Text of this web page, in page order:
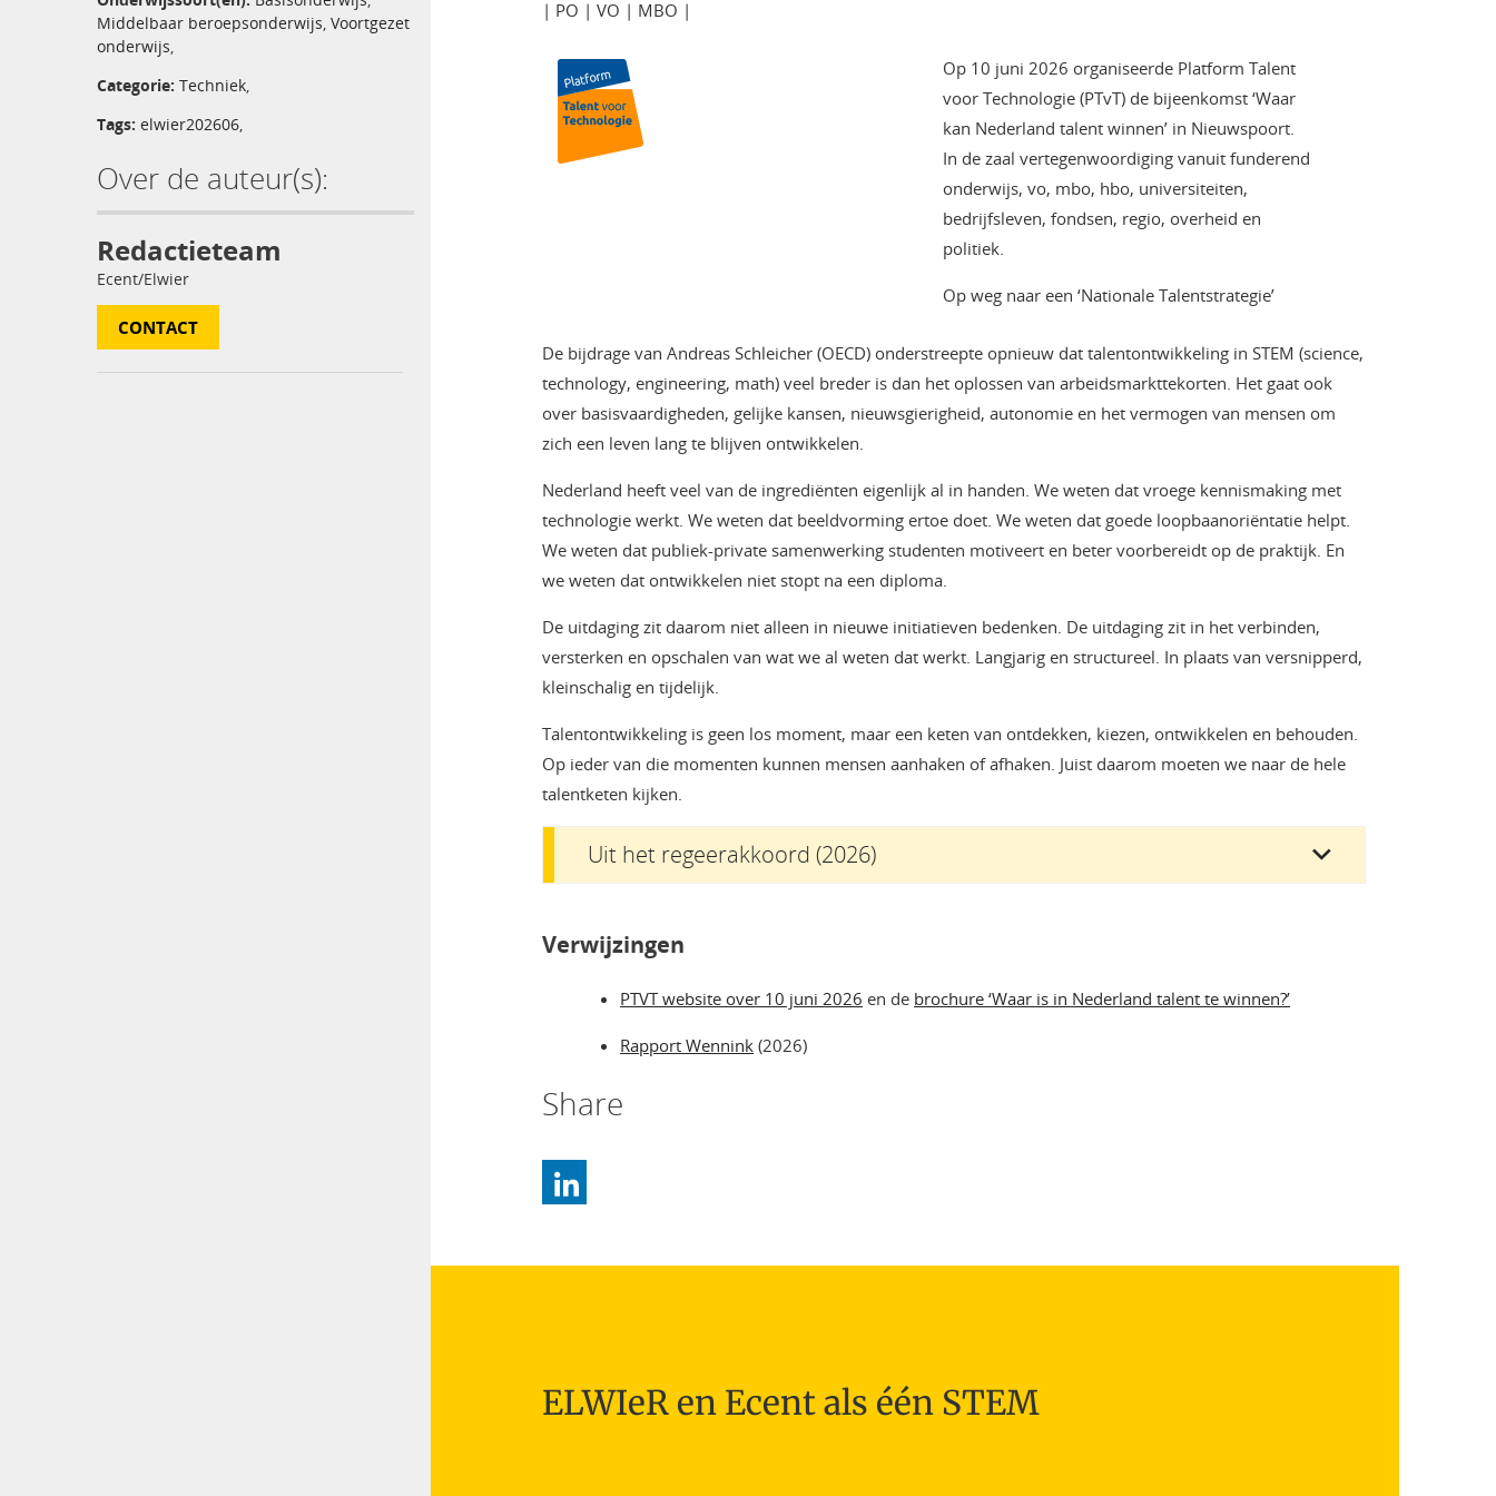
Middelbaar beroepsonderwijs, Voortgezet
onderwijs,
Categorie: Techniek,
Tags: elwier202606,
Over de auteur(s):
Redactieteam
Ecent/Elwier
CONTACT
| PO | VO | MBO |
Op 10 juni 2026 organiseerde Platform Talent
voor Technologie (PTvT) de bijeenkomst ‘Waar
kan Nederland talent winnen’ in Nieuwspoort.
In de zaal vertegenwoordiging vanuit funderend
onderwijs, vo, mbo, hbo, universiteiten,
bedrijfsleven, fondsen, regio, overheid en
politiek.
Op weg naar een ‘Nationale Talentstrategie’
De bijdrage van Andreas Schleicher (OECD) onderstreepte opnieuw dat talentontwikkeling in STEM (science,
technology, engineering, math) veel breder is dan het oplossen van arbeidsmarkttekorten. Het gaat ook
over basisvaardigheden, gelijke kansen, nieuwsgierigheid, autonomie en het vermogen van mensen om
zich een leven lang te blijven ontwikkelen.
Nederland heeft veel van de ingrediënten eigenlijk al in handen. We weten dat vroege kennismaking met
technologie werkt. We weten dat beeldvorming ertoe doet. We weten dat goede loopbaanoriëntatie helpt.
We weten dat publiek-private samenwerking studenten motiveert en beter voorbereidt op de praktijk. En
we weten dat ontwikkelen niet stopt na een diploma.
De uitdaging zit daarom niet alleen in nieuwe initiatieven bedenken. De uitdaging zit in het verbinden,
versterken en opschalen van wat we al weten dat werkt. Langjarig en structureel. In plaats van versnipperd,
kleinschalig en tijdelijk.
Talentontwikkeling is geen los moment, maar een keten van ontdekken, kiezen, ontwikkelen en behouden.
Op ieder van die momenten kunnen mensen aanhaken of afhaken. Juist daarom moeten we naar de hele
talentketen kijken.
Uit het regeerakkoord (2026)
Verwijzingen
PTVT website over 10 juni 2026 en de brochure ‘Waar is in Nederland talent te winnen?’
Rapport Wennink (2026)
Share
ELWIeR en Ecent als één STEM